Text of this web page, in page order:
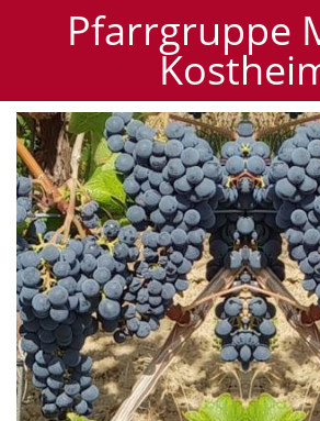
Pfarrgruppe